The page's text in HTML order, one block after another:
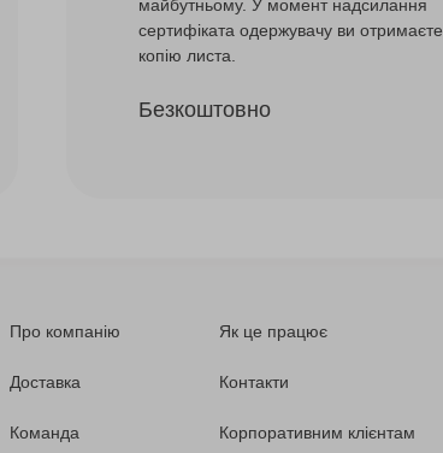
майбутньому. У момент надсилання
сертифіката одержувачу ви отримаєте
копію листа.
Безкоштовно
Про компанію Як це працює
Доставка Контакти
Команда Корпоративним клієнтам